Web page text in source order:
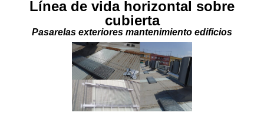
Línea de vida horizontal sobre
cubierta
Pasarelas exteriores mantenimiento edificios